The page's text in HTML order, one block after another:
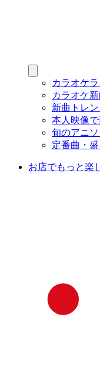
カラオケ
カラオケ新
新曲トレ
本人映像で
旬のアニ
定番曲・
お店でもっと楽